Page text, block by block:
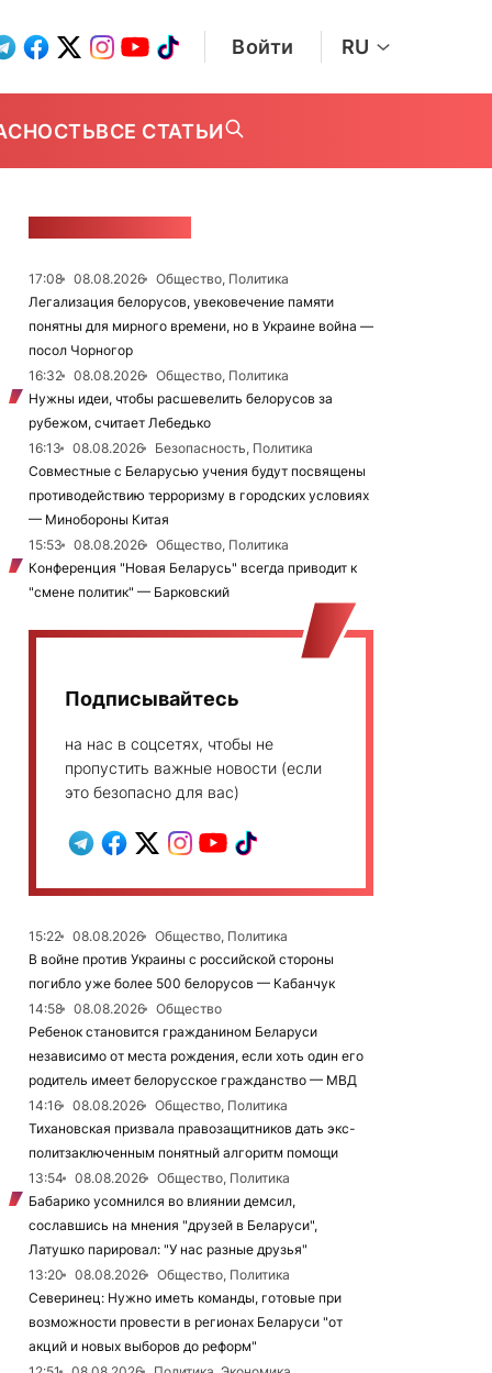
Войти RU
ВСЕ СТАТЬИ
17:08 08.08.2026
Общество, Политика
Легализация белорусов, увековечение памяти
понятны для мирного времени, но в Украине война —
посол Чорногор
16:32
08.08.2026
Общество, Политика
Нужны идеи, чтобы расшевелить белорусов за
рубежом, считает Лебедько
16:13
08.08.2026
Безопасность, Политика
Совместные с Беларусью учения будут посвящены
противодействию терроризму в городских условиях
— Минобороны Китая
15:53
08.08.2026
Общество, Политика
Конференция "Новая Беларусь" всегда приводит к
"смене политик" — Барковский
Подписывайтесь
на нас в соцсетях, чтобы не
пропустить важные новости (если
это безопасно для вас)
15:22 08.08.2026
Общество, Политика
В войне против Украины с российской стороны
погибло уже более 500 белорусов — Кабанчук
14:58
08.08.2026
Общество
Ребенок становится гражданином Беларуси
независимо от места рождения, если хоть один его
родитель имеет белорусское гражданство — МВД
14:16
08.08.2026
Общество, Политика
Тихановская призвала правозащитников дать экс-
политзаключенным понятный алгоритм помощи
13:54
08.08.2026
Общество, Политика
Бабарико усомнился во влиянии демсил,
сославшись на мнения "друзей в Беларуси",
Латушко парировал: "У нас разные друзья"
13:20
08.08.2026
Общество, Политика
Северинец: Нужно иметь команды, готовые при
возможности провести в регионах Беларуси "от
акций и новых выборов до реформ"